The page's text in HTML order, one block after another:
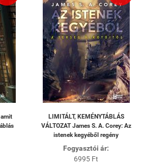
LIMITÁLT, KEMÉNYTÁBLÁS
VÁLTOZAT James S. A. Corey: Az
istenek kegyéből regény
Fogyasztói ár:
6995 Ft